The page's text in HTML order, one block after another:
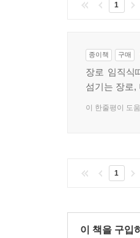
1
종이책 구매
장로 임직식
섬기는 장로,
이 한줄평이 도
1
이 책을 구입